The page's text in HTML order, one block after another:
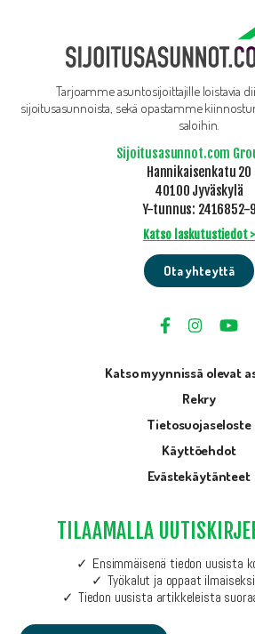
Tarjoamme asuntosijoittajille loistavia
sijoitusasunnoista, sekä opastamme
saloihin.
Sijoitusasunnot.com
Hannikaisenkatu 20
40100 Jyväskylä
Y-tunnus: 2416852-9
Katso laskutustiedot >
Ota yhteyttä
Katso myynnissä olevat
Rekry
Tietosuojaseloste
Käyttöehdot
Evästekäytänteet
TILAAMALLA
Ensimmäisenä tiedon uusista
Työkalut ja oppaat
Tiedon uusista artikkeleista